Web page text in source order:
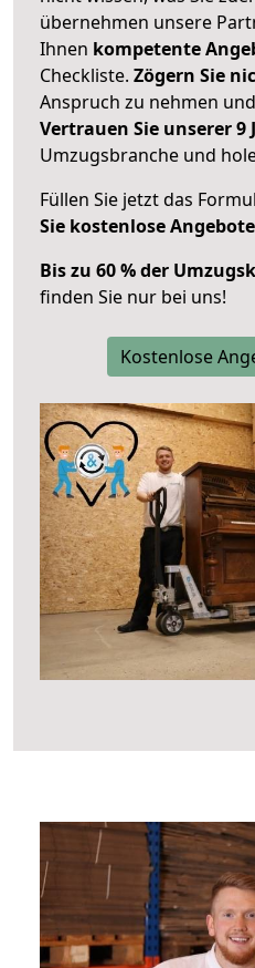
übernehmen unsere
Ihnen kompetente
Checkliste. Zögern Sie
Anspruch zu nehmen
Vertrauen Sie unserer 9
Umzugsbranche und
Füllen Sie jetzt das
Sie kostenlose Angebote
Bis zu 60 % der
finden Sie nur bei uns!
Kostenlose